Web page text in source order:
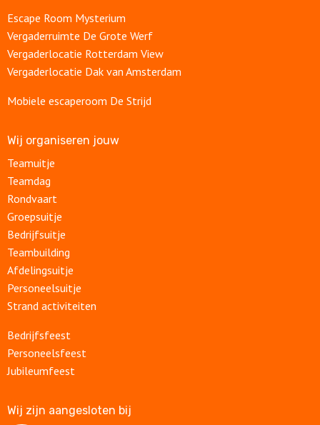
Escape Room Mysterium
Vergaderruimte De Grote Werf
Vergaderlocatie Rotterdam View
Vergaderlocatie Dak van Amsterdam
Mobiele escaperoom De Strijd
Wij organiseren jouw
Teamuitje
Teamdag
Rondvaart
Groepsuitje
Bedrijfsuitje
Teambuilding
Afdelingsuitje
Personeelsuitje
Strand activiteiten
Bedrijfsfeest
Personeelsfeest
Jubileumfeest
Wij zijn aangesloten bij